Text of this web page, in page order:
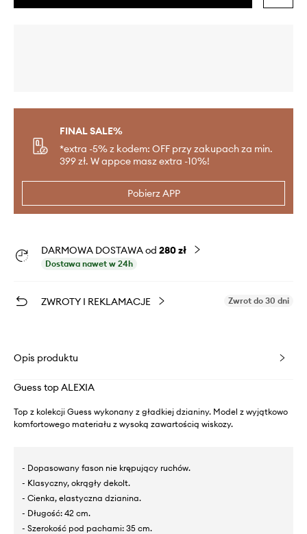
FINAL SALE%
*extra -5% z kodem: OFF przy zakupach za min.
399 zł. W appce masz extra -10%!
Pobierz APP
DARMOWA DOSTAWA od 280 zł
Dostawa nawet w 24h
ZWROTY I REKLAMACJE Zwrot do 30 dni
Opis produktu
Guess top ALEXIA
Top z kolekcji Guess wykonany z gładkiej dzianiny. Model z wyjątkowo
komfortowego materiału z wysoką zawartością wiskozy.
- Dopasowany fason nie krępujący ruchów.
- Klasyczny, okrągły dekolt.
- Cienka, elastyczna dzianina.
- Długość: 42 cm.
- Szerokość pod pachami: 35 cm.